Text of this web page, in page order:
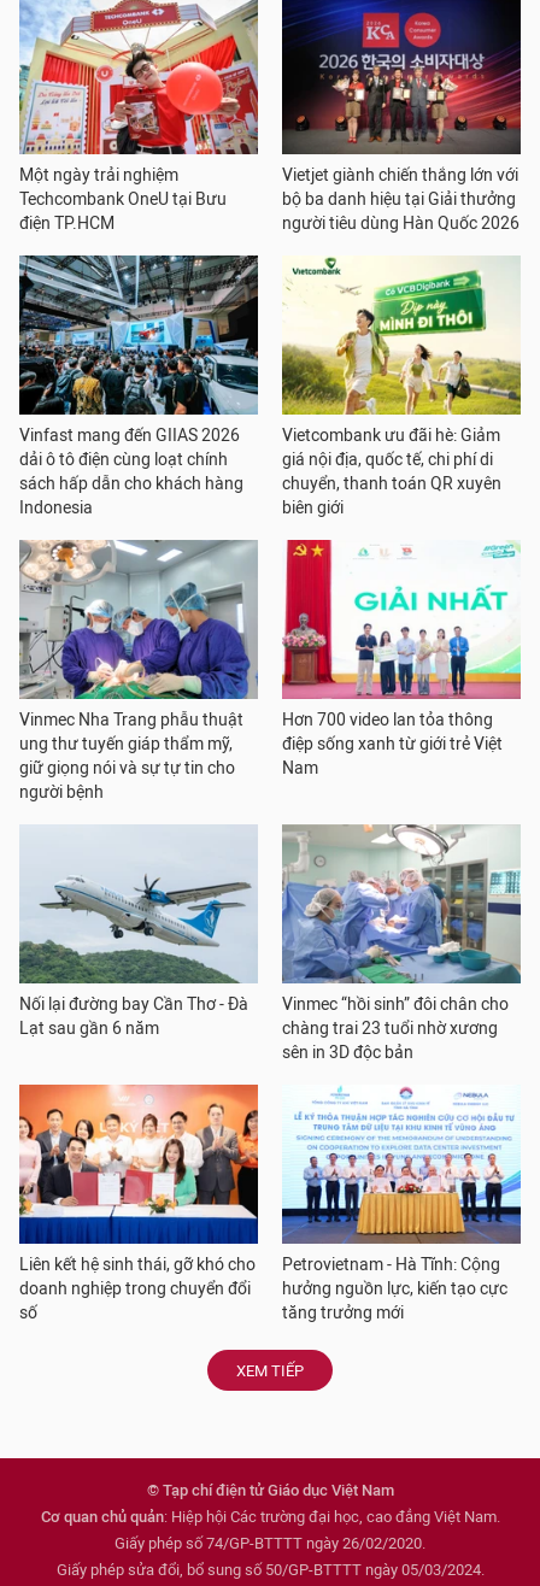
Một ngày trải nghiệm
Techcombank OneU tại Bưu
điện TP.HCM
Vietjet giành chiến thắng lớn với
bộ ba danh hiệu tại Giải thưởng
người tiêu dùng Hàn Quốc 2026
Vinfast mang đến GIIAS 2026
dải ô tô điện cùng loạt chính
sách hấp dẫn cho khách hàng
Indonesia
Vietcombank ưu đãi hè: Giảm
giá nội địa, quốc tế, chi phí di
chuyển, thanh toán QR xuyên
biên giới
Vinmec Nha Trang phẫu thuật
ung thư tuyến giáp thẩm mỹ,
giữ giọng nói và sự tự tin cho
người bệnh
Hơn 700 video lan tỏa thông
điệp sống xanh từ giới trẻ Việt
Nam
Nối lại đường bay Cần Thơ - Đà
Lạt sau gần 6 năm
Vinmec “hồi sinh” đôi chân cho
chàng trai 23 tuổi nhờ xương
sên in 3D độc bản
Liên kết hệ sinh thái, gỡ khó cho
doanh nghiệp trong chuyển đổi
số
Petrovietnam - Hà Tĩnh: Cộng
hưởng nguồn lực, kiến tạo cực
tăng trưởng mới
XEM TIẾP
© Tạp chí điện tử Giáo dục Việt Nam
Cơ quan chủ quản: Hiệp hội Các trường đại học, cao đẳng Việt Nam.
Giấy phép số 74/GP-BTTTT ngày 26/02/2020.
Giấy phép sửa đổi, bổ sung số 50/GP-BTTTT ngày 05/03/2024.